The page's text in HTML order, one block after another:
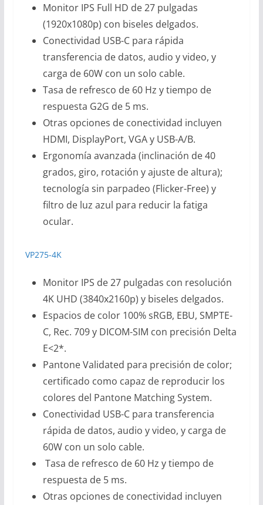
Monitor IPS Full HD de 27 pulgadas
(1920x1080p) con biseles delgados.
Conectividad USB-C para rápida
transferencia de datos, audio y video, y
carga de 60W con un solo cable.
Tasa de refresco de 60 Hz y tiempo de
respuesta G2G de 5 ms.
Otras opciones de conectividad incluyen
HDMI, DisplayPort, VGA y USB-A/B.
Ergonomía avanzada (inclinación de 40
grados, giro, rotación y ajuste de altura);
tecnología sin parpadeo (Flicker-Free) y
filtro de luz azul para reducir la fatiga
ocular.
VP275-4K
Monitor IPS de 27 pulgadas con resolución
4K UHD (3840x2160p) y biseles delgados.
Espacios de color 100% sRGB, EBU, SMPTE-
C, Rec. 709 y DICOM-SIM con precisión Delta
E<2*.
Pantone Validated para precisión de color;
certificado como capaz de reproducir los
colores del Pantone Matching System.
Conectividad USB-C para transferencia
rápida de datos, audio y video, y carga de
60W con un solo cable.
Tasa de refresco de 60 Hz y tiempo de
respuesta de 5 ms.
Otras opciones de conectividad incluyen